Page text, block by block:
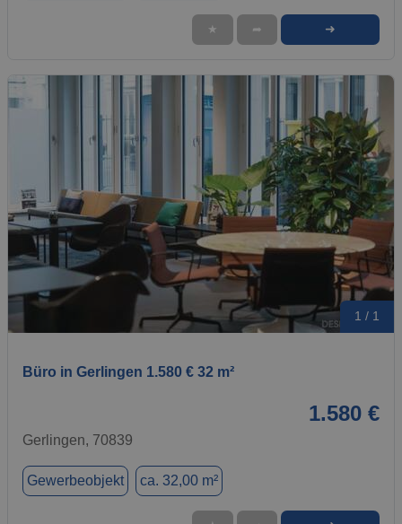
★ ➦ ➜
1 / 1
Büro in Gerlingen 1.580 € 32 m²
1.580 €
Gerlingen, 70839
Gewerbeobjekt ca. 32,00 m²